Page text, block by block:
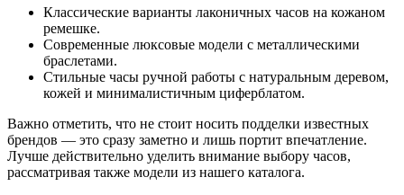
Классические варианты лаконичных часов на кожаном
ремешке.
Современные люксовые модели с металлическими
браслетами.
Стильные часы ручной работы с натуральным деревом,
кожей и минималистичным циферблатом.
Важно отметить, что не стоит носить подделки известных
брендов — это сразу заметно и лишь портит впечатление.
Лучше действительно уделить внимание выбору часов,
рассматривая также модели из нашего каталога.